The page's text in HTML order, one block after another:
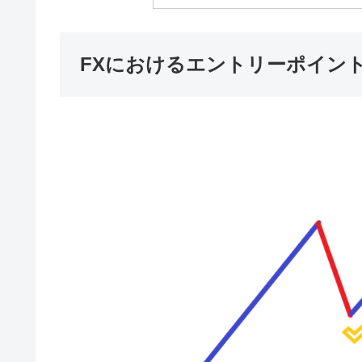
FXにおけるエントリーポイン